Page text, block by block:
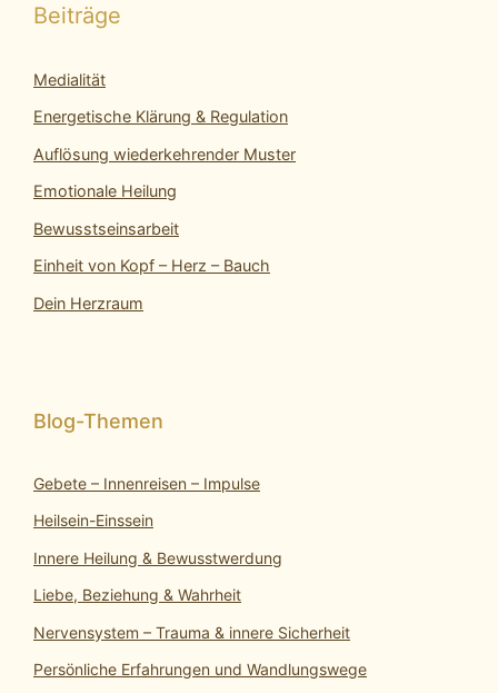
Beiträge
Medialität
Energetische Klärung & Regulation
Auflösung wiederkehrender Muster
Emotionale Heilung
Bewusstseinsarbeit
Einheit von Kopf – Herz – Bauch
Dein Herzraum
Gebete – Innenreisen – Impulse
Heilsein-Einssein
Innere Heilung & Bewusstwerdung
Liebe, Beziehung & Wahrheit
Nervensystem – Trauma & innere Sicherheit
Persönliche Erfahrungen und Wandlungswege